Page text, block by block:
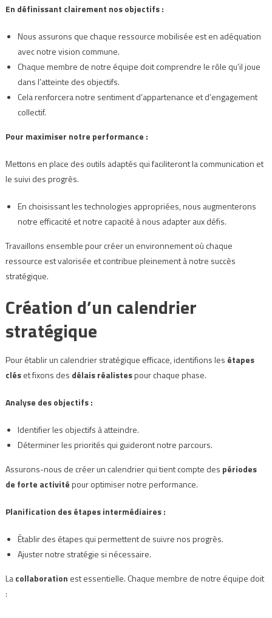
En définissant clairement nos objectifs :
Nous assurons que chaque ressource mobilisée est en adéquation
avec notre vision commune.
Chaque membre de notre équipe doit comprendre le rôle qu’il joue
dans l’atteinte des objectifs.
Cela renforcera notre sentiment d’appartenance et d’engagement
collectif.
Pour maximiser notre performance :
Mettons en place des outils adaptés qui faciliteront la communication et
le suivi des progrès.
En choisissant les technologies appropriées, nous augmenterons
notre efficacité et notre capacité à nous adapter aux défis.
Travaillons ensemble pour créer un environnement où chaque
ressource est valorisée et contribue pleinement à notre succès
stratégique.
Création d’un calendrier
stratégique
Pour établir un calendrier stratégique efficace, identifions les étapes
cléset fixons des délais réalistespour chaque phase.
Analyse des objectifs :
Identifier les objectifs à atteindre.
Déterminer les priorités qui guideront notre parcours.
Assurons-nous de créer un calendrier qui tient compte des périodes
de forte activitépour optimiser notre performance.
Planification des étapes intermédiaires :
Établir des étapes qui permettent de suivre nos progrès.
Ajuster notre stratégie si nécessaire.
Lacollaboration est essentielle. Chaque membre de notre équipe doit
: